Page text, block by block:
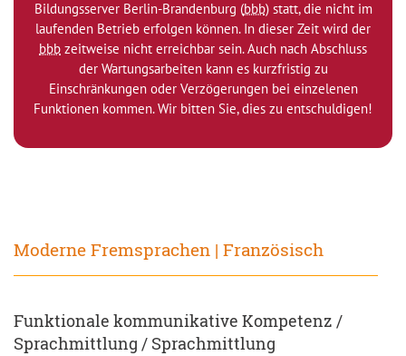
Bildungsserver Berlin-Brandenburg (bbb) statt, die nicht im
laufenden Betrieb erfolgen können. In dieser Zeit wird der
bbb zeitweise nicht erreichbar sein. Auch nach Abschluss
der Wartungsarbeiten kann es kurzfristig zu
Einschränkungen oder Verzögerungen bei einzelenen
Funktionen kommen. Wir bitten Sie, dies zu entschuldigen!
Moderne Fremsprachen | Französisch
Funktionale kommunikative Kompetenz /
Sprachmittlung / Sprachmittlung